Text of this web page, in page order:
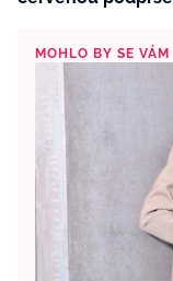
MOHLO BY SE